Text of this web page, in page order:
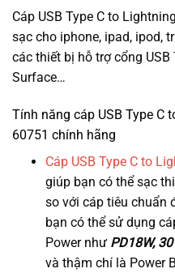
Cáp USB Type C to
sạc cho iphone, ipad, ipod,
các thiết bị hỗ trợ cổng
Surface…
Tính năng cáp USB Type C
60751 chính hãng
Cáp USB Type C to
giúp bạn có thể sạc
so với cáp tiêu chuẩn
bạn có thể sử dụng
Power như PD18W,
và thậm chí là Power